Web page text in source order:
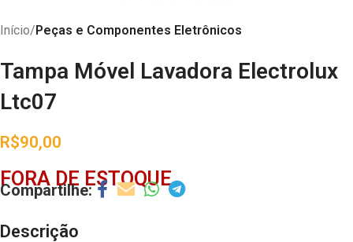
Início Peças e Componentes Eletrônicos
Tampa Móvel Lavadora Electrolux
Ltc07
R$90,00
FORA DE ESTOQUE
Descrição